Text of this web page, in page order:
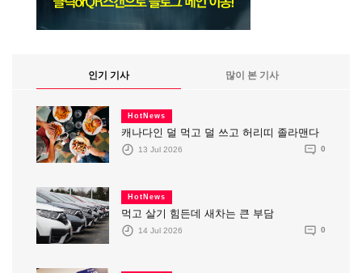
인기 기사 많이 본 기사
HotNews
캐나다인 덜 먹고 덜 쓰고 허리띠 졸라맨다
13 Jul 2026 0
HotNews
먹고 살기 힘든데 새차는 큰 부담
14 Jul 2026 0